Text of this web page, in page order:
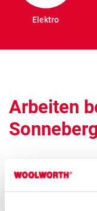
Elektro
Arbeiten
Sonneberg